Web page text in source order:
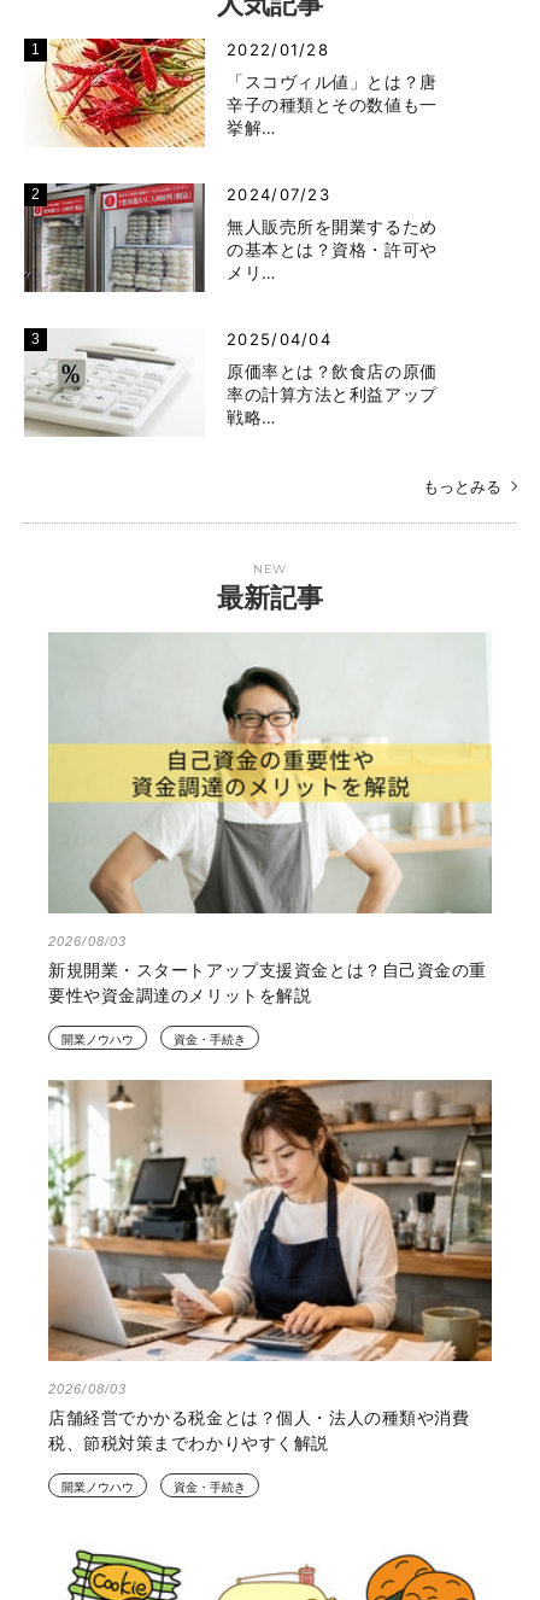
2022/01/28
「スコヴィル値」とは？唐
辛子の種類とその数値も一
挙解…
2024/07/23
無人販売所を開業するため
の基本とは？資格・許可や
メリ…
2025/04/04
原価率とは？飲食店の原価
率の計算方法と利益アップ
戦略…
もっとみる
NEW
最新記事
2026/08/03
新規開業・スタートアップ支援資金とは？自己資金の重
要性や資金調達のメリットを解説
開業ノウハウ 資金・手続き
2026/08/03
店舗経営でかかる税金とは？個人・法人の種類や消費
税、節税対策までわかりやすく解説
開業ノウハウ 資金・手続き